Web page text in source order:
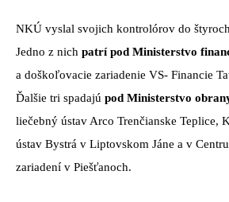
NKÚ vyslal svojich kontrolórov do
Jedno z nich patrí pod Ministerstvo
a doškoľovacie zariadenie VS- Financie
Ďalšie tri spadajú pod Ministerstvo
liečebný ústav Arco Trenčianske Teplice,
ústav Bystrá v Liptovskom Jáne a v
zariadení v Piešťanoch.